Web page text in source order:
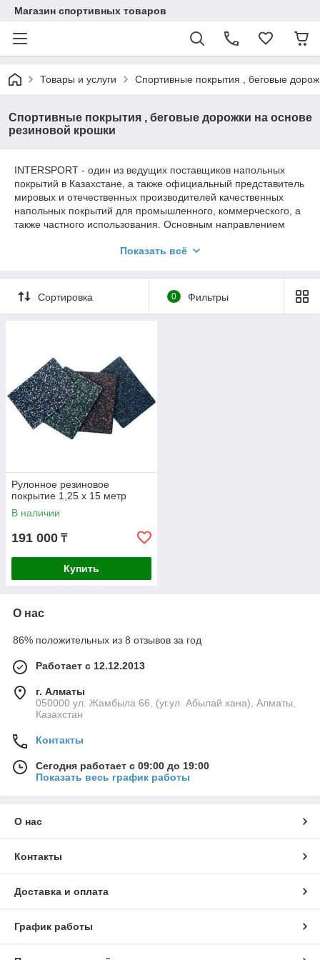
Магазин спортивных товаров
Товары и услуги Спортивные покрытия , беговые
Спортивные покрытия , беговые дорожки на основе
резиновой крошки
INTERSPORT - один из ведущих поставщиков напольных
покрытий в Казахстане, а также официальный представитель
мировых и отечественных производителей качественных
напольных покрытий для промышленного, коммерческого, а
также частного использования. Основным направлением
разработок покрытий изготовленных как за рубежом так и в
ПВХ, каучук, термопласт, полипропилен, EVA, и др.,
соответствующих самым высоким мировым стандартам.
Сотрудничаем с крупными производителями отделочных и
индивидуальный подход, гибкую ценовую политику и систему
скидок, а так же возможность поставки интересующей вас
продукции со склада .Осуществляем поставку товара на
условиях "под заказ".
Показать всё
Сортировка 0 Фильтры
Рулонное резиновое
покрытие 1,25 х 15 метр
В наличии
191 000 ₸
Купить
О нас
86% положительных из 8 отзывов за год
Работает с 12.12.2013
г. Алматы
050000 ул. Жамбыла 66, (уг.ул. Абылай хана), Алматы,
Казахстан
Контакты
Сегодня работает с 09:00 до 19:00
Показать весь график работы
О нас
Контакты
Доставка и оплата
График работы